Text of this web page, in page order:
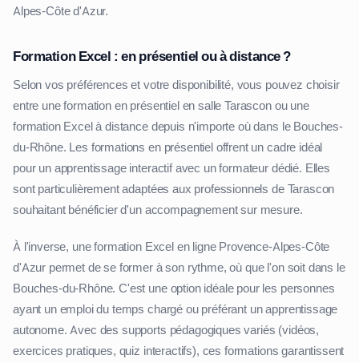
Alpes-Côte d'Azur.
Formation Excel : en présentiel ou à distance ?
Selon vos préférences et votre disponibilité, vous pouvez choisir
entre une formation en présentiel en salle Tarascon ou une
formation Excel à distance depuis n'importe où dans le Bouches-
du-Rhône. Les formations en présentiel offrent un cadre idéal
pour un apprentissage interactif avec un formateur dédié. Elles
sont particulièrement adaptées aux professionnels de Tarascon
souhaitant bénéficier d'un accompagnement sur mesure.
À l'inverse, une formation Excel en ligne Provence-Alpes-Côte
d'Azur permet de se former à son rythme, où que l'on soit dans le
Bouches-du-Rhône. C'est une option idéale pour les personnes
ayant un emploi du temps chargé ou préférant un apprentissage
autonome. Avec des supports pédagogiques variés (vidéos,
exercices pratiques, quiz interactifs), ces formations garantissent